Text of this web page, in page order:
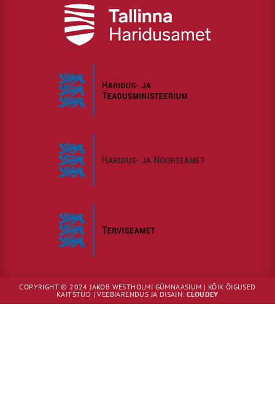
COPYRIGHT © 2024 JAKOB WESTHOLMI GÜMNAASIUM | KÕIK ÕIGUSED
KAITSTUD | VEEBIARENDUS JA DISAIN:CLOUDEY